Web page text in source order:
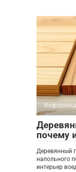
почему
Деревянный
напольного
интерьер